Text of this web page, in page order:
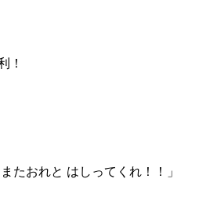
！
たおれと はしってくれ！！」